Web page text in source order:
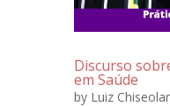
Discurso
em Saúde
by Luiz Chiseolar